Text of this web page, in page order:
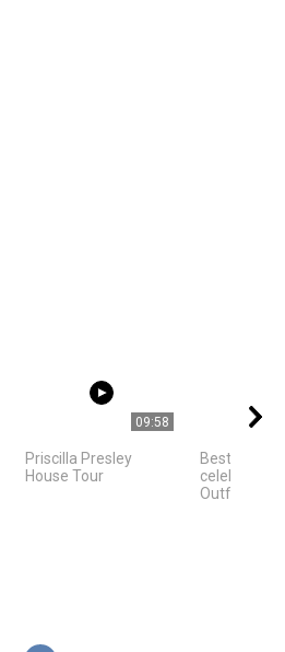
09:58
Priscilla Presley
House Tour
Best
celebrities
Outfit Ideas